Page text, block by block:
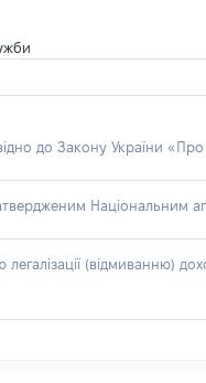
до Закону України «Про
Національним